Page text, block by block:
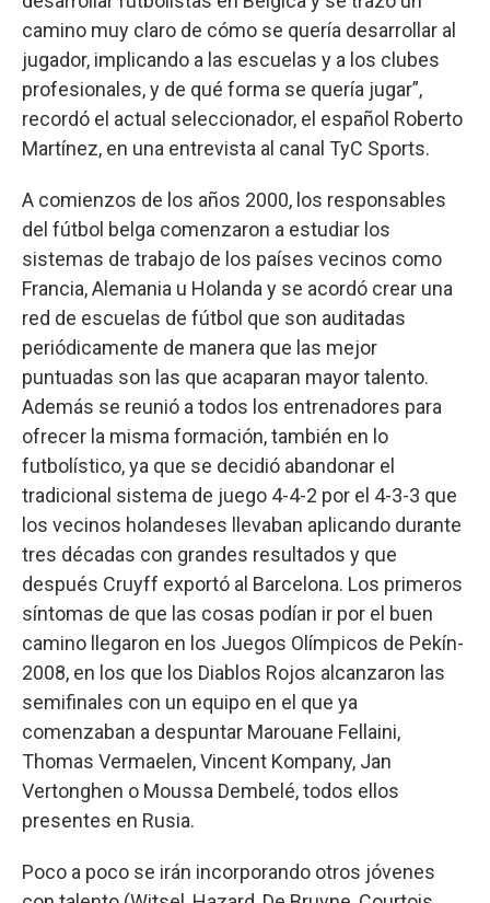
camino muy claro de cómo se quería desarrollar al
jugador, implicando a las escuelas y a los clubes
profesionales, y de qué forma se quería jugar”,
recordó el actual seleccionador, el español Roberto
Martínez, en una entrevista al canal TyC Sports.
A comienzos de los años 2000, los responsables
del fútbol belga comenzaron a estudiar los
sistemas de trabajo de los países vecinos como
Francia, Alemania u Holanda y se acordó crear una
red de escuelas de fútbol que son auditadas
periódicamente de manera que las mejor
puntuadas son las que acaparan mayor talento.
Además se reunió a todos los entrenadores para
ofrecer la misma formación, también en lo
futbolístico, ya que se decidió abandonar el
tradicional sistema de juego 4-4-2 por el 4-3-3 que
los vecinos holandeses llevaban aplicando durante
tres décadas con grandes resultados y que
después Cruyff exportó al Barcelona. Los primeros
síntomas de que las cosas podían ir por el buen
camino llegaron en los Juegos Olímpicos de Pekín-
2008, en los que los Diablos Rojos alcanzaron las
semifinales con un equipo en el que ya
comenzaban a despuntar Marouane Fellaini,
Thomas Vermaelen, Vincent Kompany, Jan
Vertonghen o Moussa Dembelé, todos ellos
presentes en Rusia.
Poco a poco se irán incorporando otros jóvenes